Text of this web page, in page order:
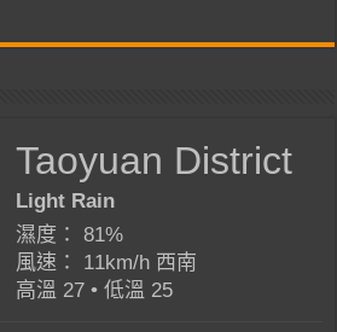
Taoyuan District
Light Rain
濕度： 81%
風速： 11km/h 西南
高溫 27 • 低溫 25